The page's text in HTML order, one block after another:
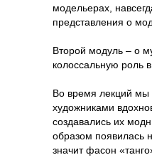
модельерах,
представления о
Второй модуль – о
колоссальную роль
Во время лекций мы
художниками
создавались их
образом появилась
значит фасон